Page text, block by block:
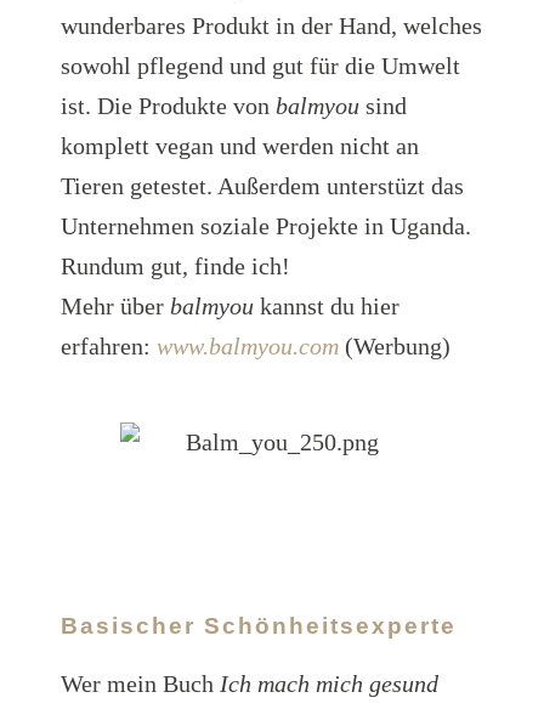
wunderbares Produkt in der Hand, welches
sowohl pflegend und gut für die Umwelt
ist. Die Produkte von balmyou sind
komplett vegan und werden nicht an
Tieren getestet. Außerdem unterstüzt das
Unternehmen soziale Projekte in Uganda.
Rundum gut, finde ich!
Mehr über balmyou kannst du hier
erfahren: www.balmyou.com (Werbung)
Basischer Schönheitsexperte
Wer mein Buch Ich mach mich gesund